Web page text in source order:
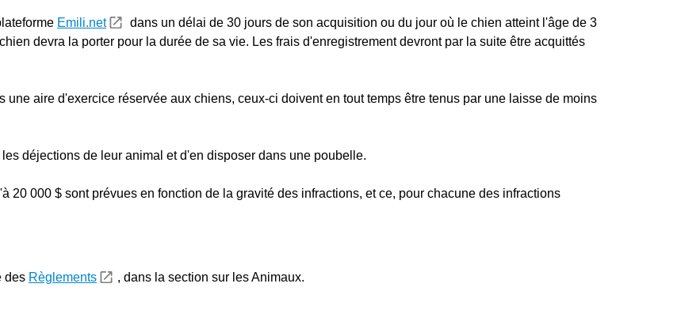
Emili.net
dans un délai de 30 jours de son acquisition ou du jour où le chien atteint l'âge de 3
devra la porter pour la durée de sa vie. Les frais d'enregistrement devront par la suite être acquittés
aire d'exercice réservée aux chiens, ceux-ci doivent en tout temps être tenus par une laisse de moins
déjections de leur animal et d'en disposer dans une poubelle.
20 000 $ sont prévues en fonction de la gravité des infractions, et ce, pour chacune des infractions
des Règlements , dans la section sur les Animaux.